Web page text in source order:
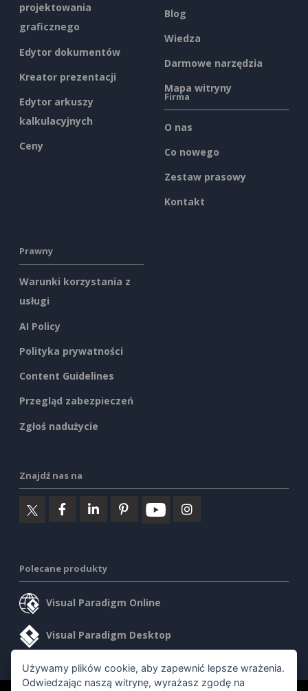
projektowania
graficznego
Edytor dokumentów
Kreator prezentacji
Edytor arkuszy
kalkulacyjnych
Ceny
Blog
Wiedza
Darmowe narzędzia
Mapa witryny
Firma
O nas
Co nowego
Zestaw prasowy
Kontakt
Prawny
Warunki korzystania z
usługi
AI Policy
Polityka prywatności
Content Guidelines
Przegląd zabezpieczeń
Zgłoś nadużycie
Znajdź nas na
Polecane produkty
Visual Paradigm Online
Visual Paradigm Desktop
Używamy plików cookie, aby zapewnić lepsze wrażenia.
Odwiedzając naszą witrynę, wyrażasz zgodę na